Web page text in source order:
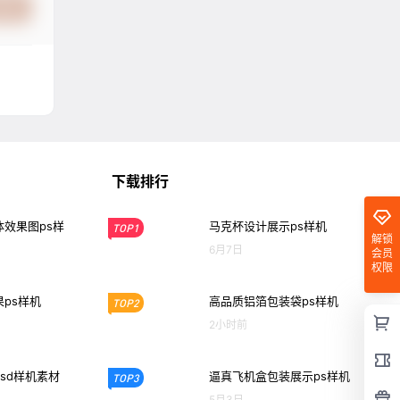
解锁
会员
权限
效果图ps样
ps样机
样机素材
下载排行
TOP1 马克杯设计展示ps样机
6月7日
TOP2 高品质铝箔包装袋ps样机
2小时前
TOP3 逼真飞机盒包装展示ps样机